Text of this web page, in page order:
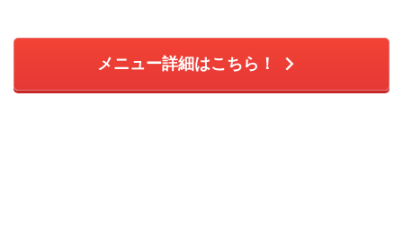
メニュー詳細はこちら！